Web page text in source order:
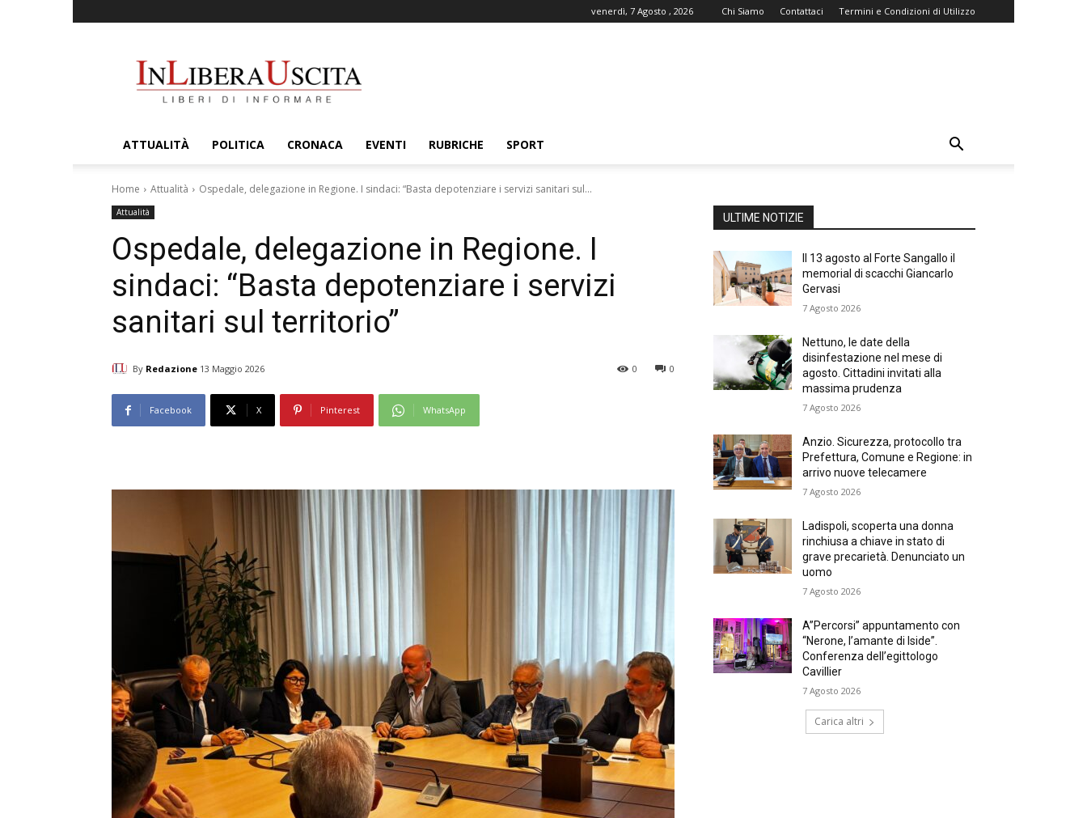
venerdì, 7 Agosto , 2026 Chi Siamo Contattaci Termini e Condizioni di Utilizzo
ATTUALITÀ POLITICA CRONACA EVENTI RUBRICHE SPORT
Home Attualità Ospedale, delegazione in Regione. I sindaci: “Basta depotenziare i servizi sanitari sul...
Attualità
Ospedale, delegazione in Regione. I
sindaci: “Basta depotenziare i servizi
sanitari sul territorio”
By Redazione 13 Maggio 2026 0
0
Facebook X Pinterest WhatsApp
ULTIME NOTIZIE
Il 13 agosto al Forte Sangallo il
memorial di scacchi Giancarlo
Gervasi
7 Agosto 2026
Nettuno, le date della
disinfestazione nel mese di
agosto. Cittadini invitati alla
massima prudenza
7 Agosto 2026
Anzio. Sicurezza, protocollo tra
Prefettura, Comune e Regione: in
arrivo nuove telecamere
7 Agosto 2026
Ladispoli, scoperta una donna
rinchiusa a chiave in stato di
grave precarietà. Denunciato un
uomo
7 Agosto 2026
A”Percorsi” appuntamento con
“Nerone, l’amante di Iside”.
Conferenza dell’egittologo
Cavillier
7 Agosto 2026
Carica altri